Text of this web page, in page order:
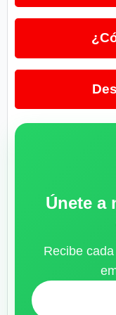
Únete a
Recibe